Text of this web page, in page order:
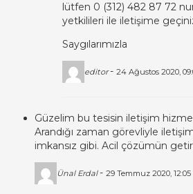
lütfen 0 (312) 482 87 72
yetkilileri ile iletişime
Saygılarımızla
editor - 24 Ağustos 2020,
Güzelim bu tesisin iletişim
Arandığı zaman görevliyle
imkansız gibi. Acil çözümün
Ünal Erdal - 29 Temmuz 2020, 12:05